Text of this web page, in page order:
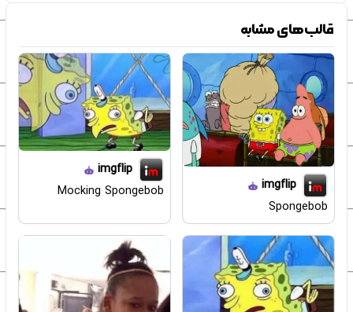
قالب‌های مشابه
imgflip
Spongebob
imgflip
Mocking Spongebob